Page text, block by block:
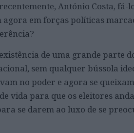
António Costa,
agora em forças políticas
de uma grande parte
sem qualquer bússola
no poder e agora se
vida para que os eleitores
se darem ao luxo de se